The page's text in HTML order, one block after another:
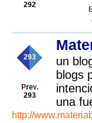
292
293
293
un
blogs
una
http://